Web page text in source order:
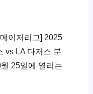
이저리그] 2025
vs LA 다저스 분
25일에 열리는